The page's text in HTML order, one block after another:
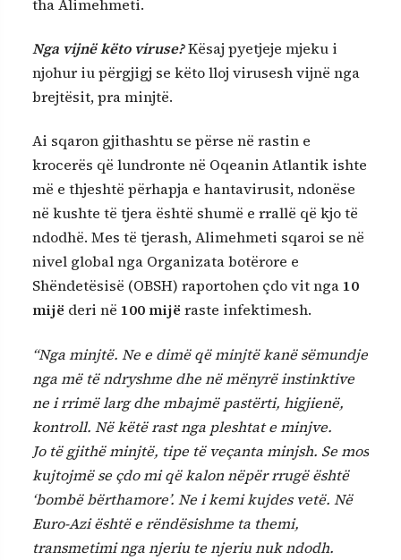
tha Alimehmeti.
Nga vijnë këto viruse?Kësaj pyetjeje mjeku i
njohur iu përgjigj se këto lloj virusesh vijnë nga
brejtësit, pra minjtë.
Ai sqaron gjithashtu se përse në rastin e
krocerës që lundronte në Oqeanin Atlantik ishte
më e thjeshtë përhapja e hantavirusit, ndonëse
në kushte të tjera është shumë e rrallë që kjo të
ndodhë. Mes të tjerash, Alimehmeti sqaroi se në
nivel global nga Organizata botërore e
Shëndetësisë (OBSH) raportohen çdo vit nga 10
mijë deri në 100 mijëraste infektimesh.
“Nga minjtë. Ne e dimë që minjtë kanë sëmundje
nga më të ndryshme dhe në mënyrë instinktive
ne i rrimë larg dhe mbajmë pastërti, higjienë,
kontroll. Në këtë rast nga pleshtat e minjve.
Jo të gjithë minjtë, tipe të veçanta minjsh. Se mos
kujtojmë se çdo mi që kalon nëpër rrugë është
‘bombë bërthamore’. Ne i kemi kujdes vetë. Në
Euro-Azi është e rëndësishme ta themi,
transmetimi nga njeriu te njeriu nuk ndodh.